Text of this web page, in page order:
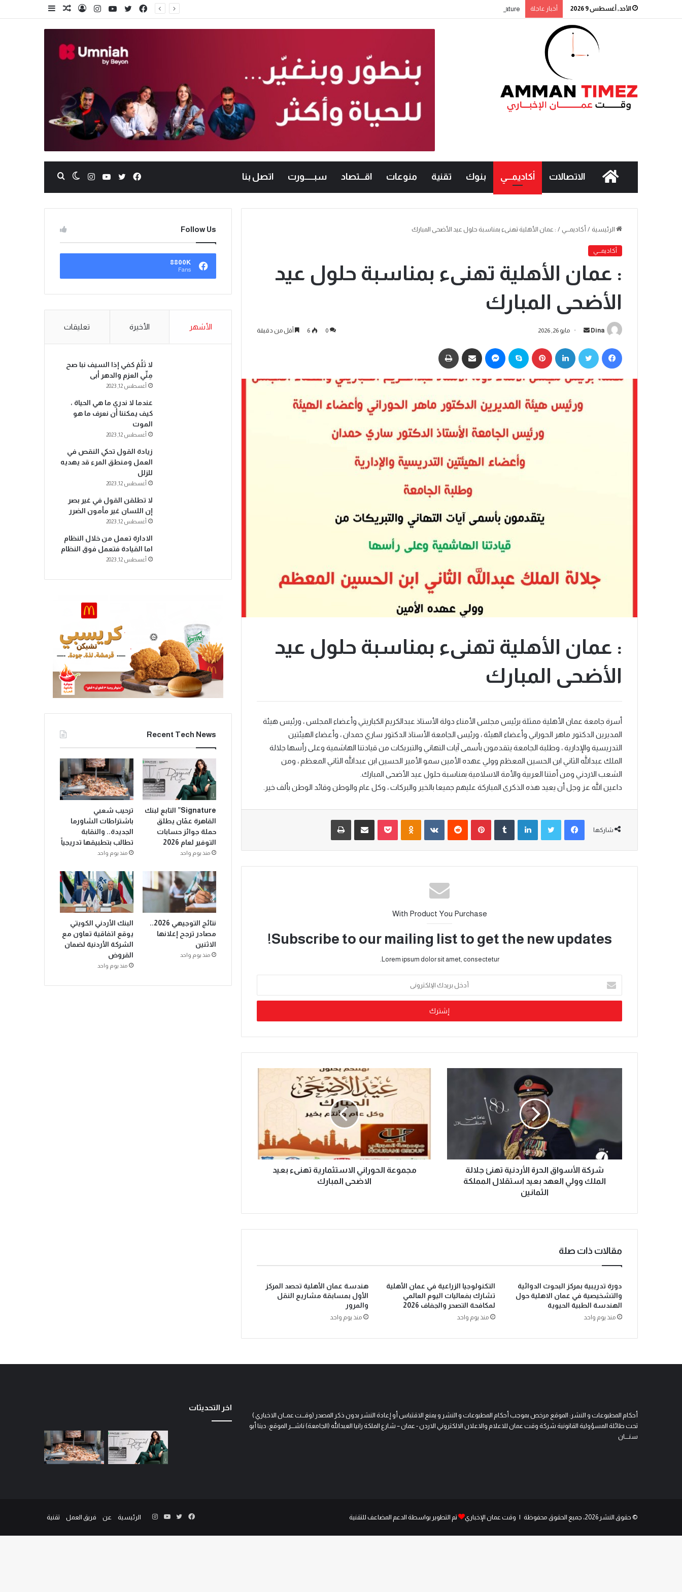
الأحد, أغسطس 9 2026 أخبار عاجلة Signature” التابع لبنك القاهرة عمّان يطلق حملة جوائز حسابات التوفير لعام 2026
الاتصالات أكاديمـــي بنوك تقنية منوعات اقـــتصاد سبــــــورت اتصل بنا
الرئيسية / أكاديمـــي / : عمان الأهلية تهنىء بمناسبة حلول عيد الأضحى المبارك
أكاديمـــي
: عمان الأهلية تهنىء بمناسبة حلول عيد
الأضحى المبارك
Dina مايو 26, 2026 0
6 أقل من دقيقة
: عمان الأهلية تهنىء بمناسبة حلول عيد
الأضحى المبارك
أسرة جامعة عمان الأهلية ممثلة برئيس مجلس الأمناء دولة الأستاذ عبدالكريم الكباريتي وأعضاء المجلس ، ورئيس هيئة
المديرين الدكتور ماهر الحوراني وأعضاء الهيئة ، ورئيس الجامعة الأستاذ الدكتور ساري حمدان ، وأعضاء الهيئتين
التدريسية والإدارية ، وطلبة الجامعة يتقدمون بأسمى آيات التهاني والتبريكات من قيادتنا الهاشمية وعلى رأسها جلالة
الملك عبدالله الثاني ابن الحسين المعظم وولي عهده الأمين سمو الأمير الحسين ابن عبدالله الثاني المعظم ، ومن
الشعب الاردني ومن أمتنا العربية والأمة الاسلامية بمناسبة حلول عيد الأضحى المبارك.
داعين الله عز وجل أن يعيد هذه الذكرى المباركة عليهم جميعا بالخير والبركات ، وكل عام والوطن وقائد الوطن بألف خير.
شاركها
With Product You Purchase
Subscribe to our mailing list to get the new updates!
Lorem ipsum dolor sit amet, consectetur.
شركة الأسواق الحرة الأردنية تهنئ جلالة
الملك وولي العهد بعيد استقلال المملكة
الثمانين
مجموعة الحوراني الاستثمارية تهنىء بعيد
الاضحى المبارك
مقالات ذات صلة
دورة تدريبية بمركز البحوث الدوائية
والتشخيصية في عمان الاهلية حول
الهندسة الطبية الحيوية
منذ يوم واحد
التكنولوجيا الزراعية في عمان الأهلية
تشارك بفعاليات اليوم العالمي
لمكافحة التصحر والجفاف 2026
منذ يوم واحد
هندسة عمان الأهلية تحصد المركز
الأول بمسابقة مشاريع النقل
والمرور
منذ يوم واحد
Follow Us
8800K
Fans
الأشهر الأخيرة تعليقات
لا تَلُمْ كفي إذا السيف نبا صح
مِنِّي العزم والدهر أبى
أغسطس 12, 2023
عندما لا ندري ما هي الحياة ،
كيف يمكننا أن نعرف ما هو
الموت
أغسطس 12, 2023
زيادة القول تحكي النقص في
العمل ومنطق المرء قد يهديه
للزلل
أغسطس 12, 2023
لا تطلقن القول في غير بصر
إن اللسان غير مأمون الضرر
أغسطس 12, 2023
الادارة تعمل من خلال النظام
اما القيادة فتعمل فوق النظام
أغسطس 12, 2023
Recent Tech News
Signature” التابع لبنك
القاهرة عمّان يطلق
حملة جوائز حسابات
التوفير لعام 2026
منذ يوم واحد
ترحيب شعبي
باشتراطات الشاورما
الجديدة.. والنقابة
تطالب بتطبيقها تدريجياً
منذ يوم واحد
نتائج التوجيهي 2026..
مصادر ترجح إعلانها
الاثنين
منذ يوم واحد
البنك الأردني الكويتي
يوقع اتفاقية تعاون مع
الشركة الأردنية لضمان
القروض
منذ يوم واحد
أحكام المطبوعات و النشر: الموقع مرخص بموجب أحكام المطبوعات و النشر و يمنع الاقتباس أو إعادة النشر بدون ذكر المصدر (وقـــت عمــان الاخباري )
تحت طائلة المسؤولية القانونية شركة وقت عمان للاعلام والاعلان الالكتروني الاردن - عمان – شارع الملكة رانيا العبدالله (الجامعة) ناشـــر الموقع: دينا أبو
سنــــان
اخر التحديثات
© حقوق النشر 2026، جميع الحقوق محفوظة | وقت عمان الإخباري تم التطوير بواسطة الدعم المضاعف للتقنية الرئيسية عن فريق العمل تقنية